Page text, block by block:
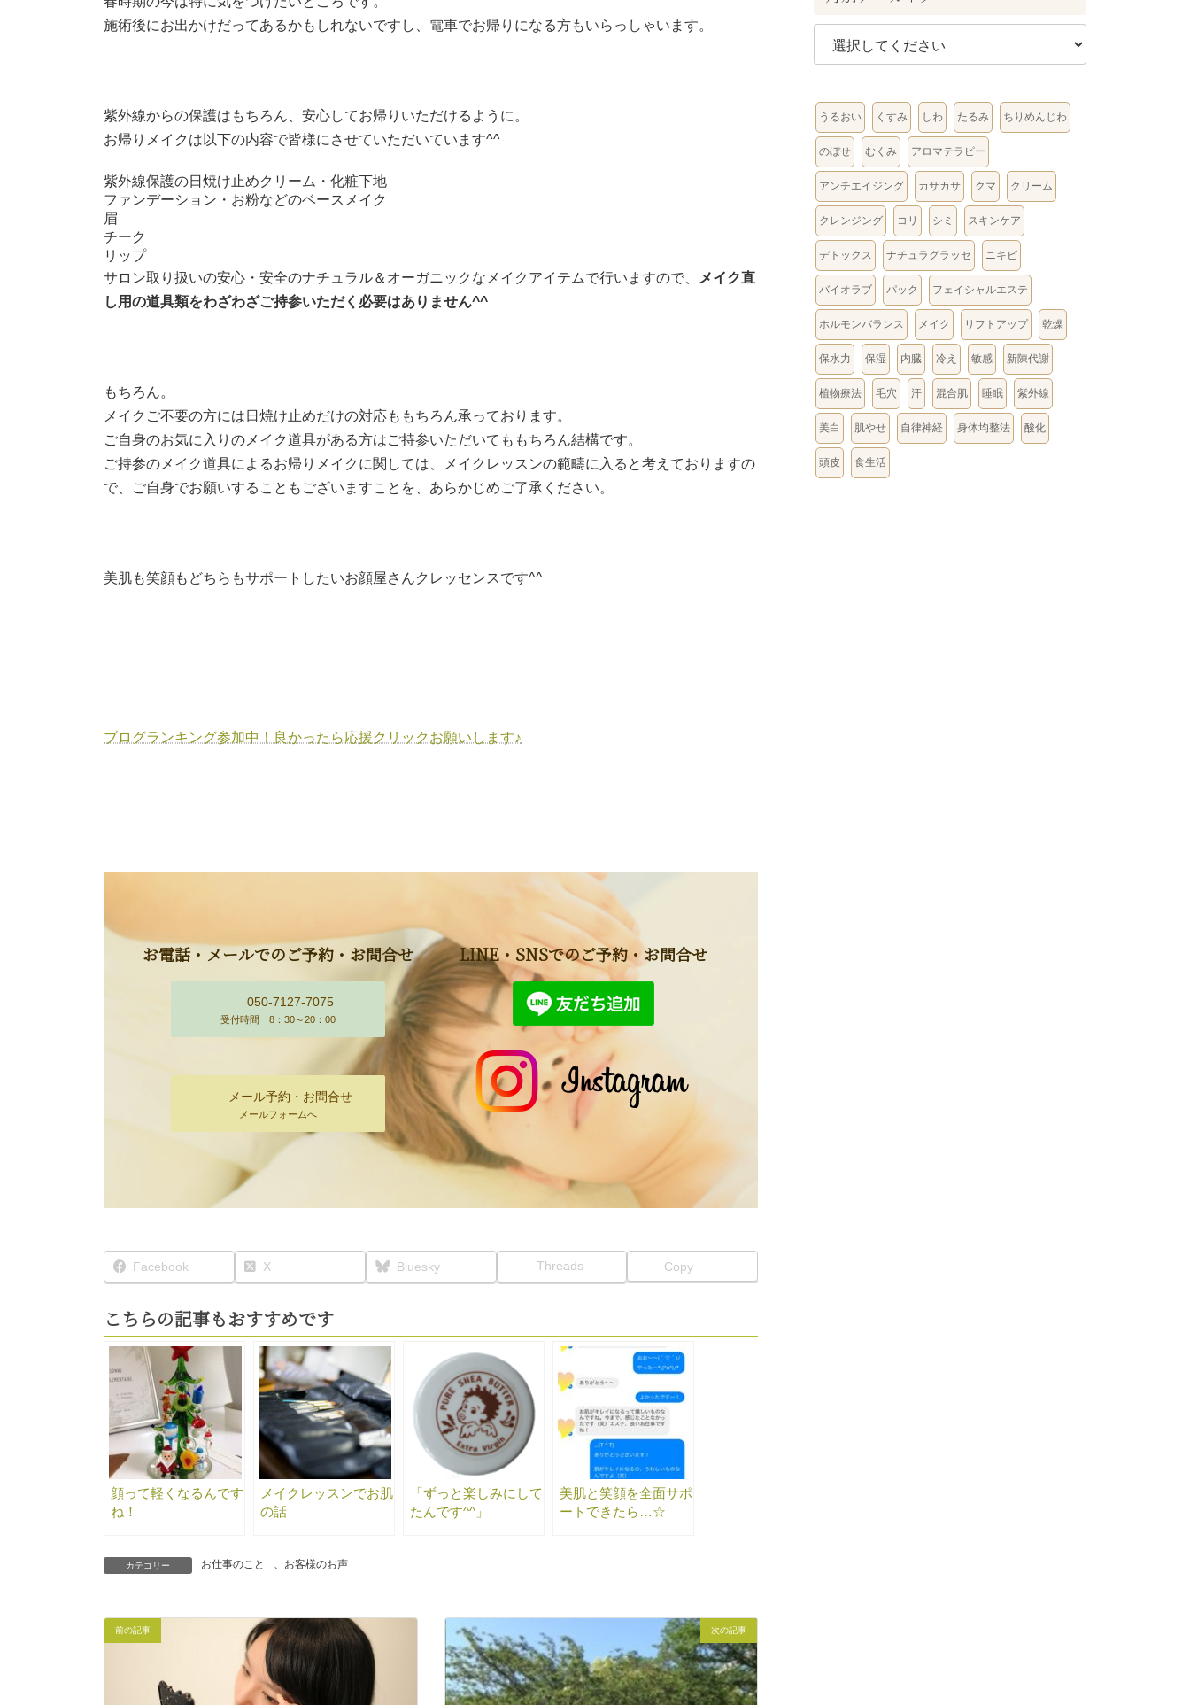
施術後にお出かけだってあるかもしれないですし、電車でお帰りになる方もいらっしゃいます。
紫外線からの保護はもちろん、安心してお帰りいただけるように。
お帰りメイクは以下の内容で皆様にさせていただいています^^
紫外線保護の日焼け止めクリーム・化粧下地
ファンデーション・お粉などのベースメイク
眉
チーク
リップ
サロン取り扱いの安心・安全のナチュラル＆オーガニックなメイクアイテムで行いますので、
メイク直
し用の道具類をわざわざご持参いただく必要はありません^^
もちろん。
メイクご不要の方には日焼け止めだけの対応ももちろん承っております。
ご自身のお気に入りのメイク道具がある方はご持参いただいてももちろん結構です。
ご持参のメイク道具によるお帰りメイクに関しては、メイクレッスンの範疇に入ると考えておりますの
で、ご自身でお願いすることもございますことを、あらかじめご了承ください。
美肌も笑顔もどちらもサポートしたいお顔屋さんクレッセンスです^^
ブログランキング参加中！良かったら応援クリックお願いします♪
お電話・メールでのご予約・お問合せ
050-7127-7075
受付時間 8：30～20：00
メール予約・お問合せ
メールフォームへ
LINE・SNSでのご予約・お問合せ
Facebook X Bluesky Threads Copy
こちらの記事もおすすめです
顔って軽くなるんです
ね！
メイクレッスンでお肌
の話
「ずっと楽しみにして
たんです^^」
美肌と笑顔を全面サポ
ートできたら…☆
カテゴリー お仕事のこと お客様のお声
前の記事 次の記事
うるおい くすみ しわ たるみ ちりめんじわ
のぼせ むくみ アロマテラピー
アンチエイジング カサカサ クマ クリーム
クレンジング コリ シミ スキンケア
デトックス ナチュラグラッセ ニキビ
バイオラブ パック フェイシャルエステ
ホルモンバランス メイク リフトアップ 乾燥
保水力 保湿 内臓 冷え 敏感 新陳代謝
植物療法 毛穴 汗 混合肌 睡眠 紫外線
美白 肌やせ 自律神経 身体均整法 酸化
頭皮 食生活